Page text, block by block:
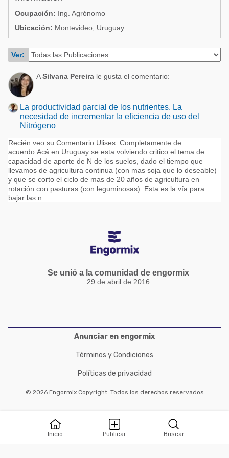
Micotoxinas
Avicultura
Porcicultura
Lechería
Balanceados - Piensos
Comunidades en portugués
Micotoxinas
Avicultura
Porcicultura
Ganadería
Lechería
Inicio Publicar Buscar
Ocupación: Ing. Agrónomo
Ubicación: Montevideo, Uruguay
Ver:
ASilvana Pereira le gusta el comentario:
La productividad parcial de los nutrientes. La
necesidad de incrementar la eficiencia de uso del
Nitrógeno
Recién veo su Comentario Ulises. Completamente de
acuerdo.Acá en Uruguay se esta volviendo critico el tema de
capacidad de aporte de N de los suelos, dado el tiempo que
llevamos de agricultura continua (con mas soja que lo deseable)
y que se corto el ciclo de mas de 20 años de agricultura en
rotación con pasturas (con leguminosas). Esta es la vía para
bajar las n ...
Se unió a la comunidad de engormix
29 de abril de 2016
Anunciar en engormix
Términos y Condiciones
Políticas de privacidad
© 2026 Engormix Copyright. Todos los derechos reservados